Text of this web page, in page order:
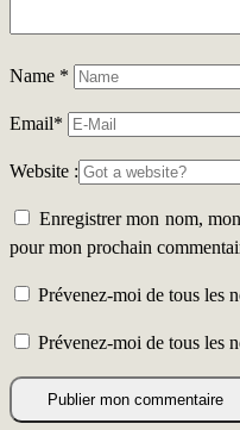
Name *
Email*
Website :
Enregistrer mon nom,
pour mon prochain
Prévenez-moi de tous les
Prévenez-moi de tous les